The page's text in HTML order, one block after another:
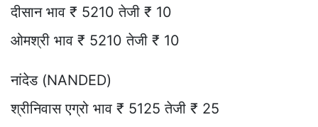
दीसान भाव ₹ 5210 तेजी ₹ 10
ओमश्री भाव ₹ 5210 तेजी ₹ 10
नांदेड (NANDED)
श्रीनिवास एग्रो भाव ₹ 5125 तेजी ₹ 25